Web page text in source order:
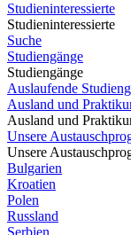
Studieninteressierte
Studieninteressierte
Suche
Studiengänge
Studiengänge
Auslaufende
Ausland und
Ausland und
Unsere
Unsere
Bulgarien
Kroatien
Polen
Russland
Serbien